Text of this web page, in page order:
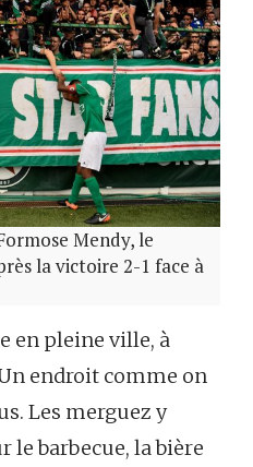
Mendy, le
la victoire 2-1 face à
en pleine ville, à
endroit comme on
Les merguez y
barbecue, la bière